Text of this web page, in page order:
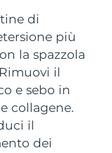
di
più
la spazzola
il
e sebo in
collagene.
il
dei